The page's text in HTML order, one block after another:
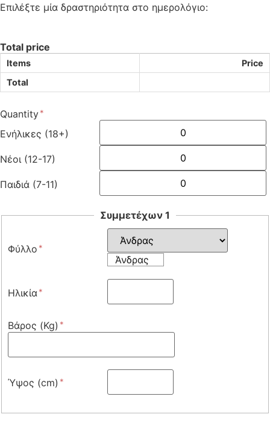
Επιλέξτε μία δραστηριότητα στο ημερολόγιο:
Total price
Items
Price
Total
Quantity
Ενήλικες (18+)
Νέοι (12-17)
Παιδιά (7-11)
Συμμετέχων 1
Φύλλο
Άνδρας
Ηλικία
Βάρος (Kg)
Ύψος (cm)